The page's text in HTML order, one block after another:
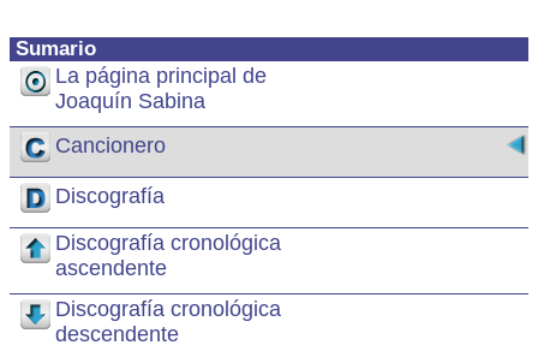
Sumario
La página principal de
Joaquín Sabina
Cancionero
Discografía
Discografía cronológica
ascendente
Discografía cronológica
descendente